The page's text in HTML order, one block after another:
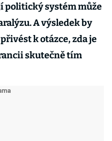
politický systém může
A výsledek by
k otázce, zda je
skutečně tím